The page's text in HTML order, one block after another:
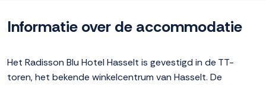
Informatie over de accommodatie
Het Radisson Blu Hotel Hasselt is gevestigd in de TT-
toren, het bekende winkelcentrum van Hasselt. De